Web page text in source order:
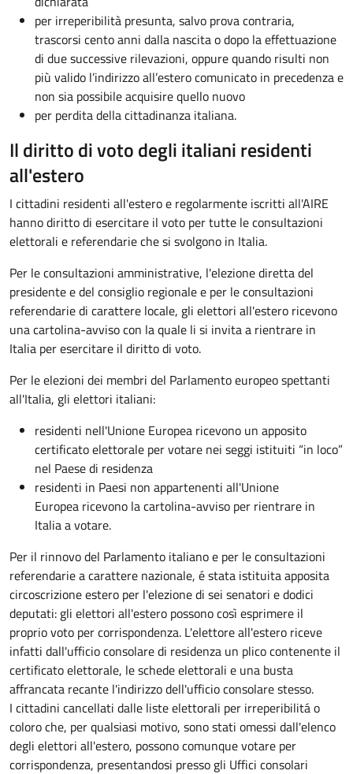
per irreperibilità presunta, salvo prova contraria,
trascorsi cento anni dalla nascita o dopo la effettuazione
di due successive rilevazioni, oppure quando risulti non
più valido l’indirizzo all’estero comunicato in precedenza e
non sia possibile acquisire quello nuovo
per perdita della cittadinanza italiana.
Il diritto di voto degli italiani residenti
all'estero
I cittadini residenti all'estero e regolarmente iscritti all'AIRE
hanno diritto di esercitare il voto per tutte le consultazioni
elettorali e referendarie che si svolgono in Italia.
Per le consultazioni amministrative, l'elezione diretta del
presidente e del consiglio regionale e per le consultazioni
referendarie di carattere locale, gli elettori all'estero ricevono
una cartolina-avviso con la quale li si invita a rientrare in
Italia per esercitare il diritto di voto.
Per le elezioni dei membri del Parlamento europeo spettanti
all'Italia, gli elettori italiani:
residenti nell'Unione Europea ricevono un apposito
certificato elettorale per votare nei seggi istituiti “in loco”
nel Paese di residenza
residenti in Paesi non appartenenti all'Unione
Europea ricevono la cartolina-avviso per rientrare in
Italia a votare.
Per il rinnovo del Parlamento italiano e per le consultazioni
referendarie a carattere nazionale, é stata istituita apposita
circoscrizione estero per l'elezione di sei senatori e dodici
deputati: gli elettori all'estero possono così esprimere il
proprio voto per corrispondenza. L'elettore all'estero riceve
infatti dall'ufficio consolare di residenza un plico contenente il
certificato elettorale, le schede elettorali e una busta
affrancata recante l'indirizzo dell'ufficio consolare stesso.
I cittadini cancellati dalle liste elettorali per irreperibilitá o
coloro che, per qualsiasi motivo, sono stati omessi dall'elenco
degli elettori all'estero, possono comunque votare per
corrispondenza, presentandosi presso gli Uffici consolari